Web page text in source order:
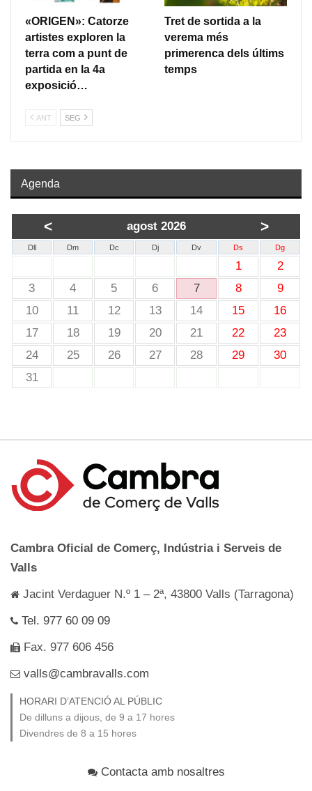
«ORIGEN»: Catorze
artistes exploren la
terra com a punt de
partida en la 4a
exposició…
Tret de sortida a la
verema més
primerenca dels últims
temps
ANT SEG
Agenda
< agost 2026 >
Dll Dm Dc Dj Dv Ds Dg
1
2
3
4 5 6 7 8
9
10
11 12 13 14 15
16
17
18 19 20 21 22
23
24
25 26 27 28 29
30
31
Cambra Oficial de Comerç, Indústria i Serveis de
Valls
Jacint Verdaguer N.º 1 – 2ª, 43800 Valls (Tarragona)
Tel. 977 60 09 09
Fax. 977 606 456
valls@cambravalls.com
HORARI D’ATENCIÓ AL PÚBLIC
De dilluns a dijous, de 9 a 17 hores
Divendres de 8 a 15 hores
Contacta amb nosaltres